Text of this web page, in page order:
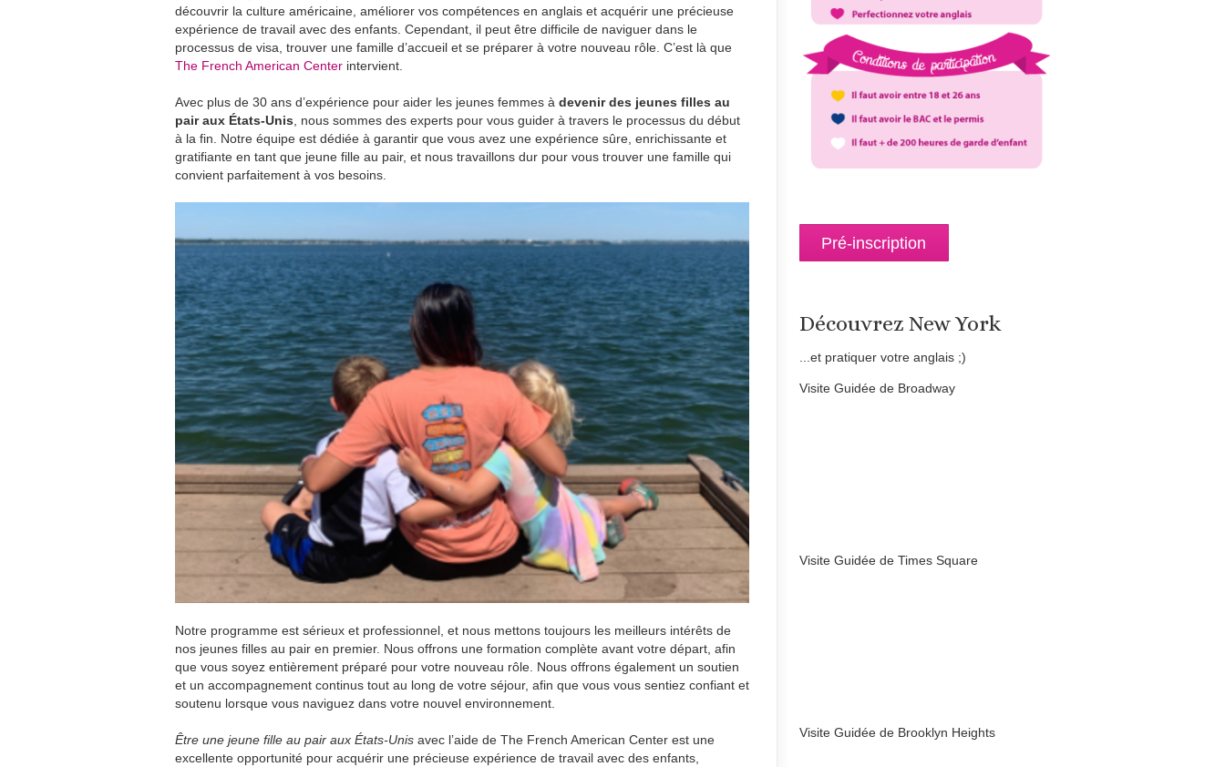
découvrir la culture américaine, améliorer vos compétences en anglais et acquérir une précieuse
expérience de travail avec des enfants. Cependant, il peut être difficile de naviguer dans le
processus de visa, trouver une famille d’accueil et se préparer à votre nouveau rôle. C’est là que
The French American Center intervient.
Avec plus de 30 ans d’expérience pour aider les jeunes femmes à devenir des jeunes filles au
pair aux États-Unis , nous sommes des experts pour vous guider à travers le processus du début
à la fin. Notre équipe est dédiée à garantir que vous avez une expérience sûre, enrichissante et
gratifiante en tant que jeune fille au pair, et nous travaillons dur pour vous trouver une famille qui
convient parfaitement à vos besoins.
Notre programme est sérieux et professionnel, et nous mettons toujours les meilleurs intérêts de
nos jeunes filles au pair en premier. Nous offrons une formation complète avant votre départ, afin
que vous soyez entièrement préparé pour votre nouveau rôle. Nous offrons également un soutien
et un accompagnement continus tout au long de votre séjour, afin que vous vous sentiez confiant et
soutenu lorsque vous naviguez dans votre nouvel environnement.
Être une jeune fille au pair aux États-Unis avec l’aide de The French American Center est une
excellente opportunité pour acquérir une précieuse expérience de travail avec des enfants,
Pré-inscription
Découvrez New York
...et pratiquer votre anglais ;)
Visite Guidée de Broadway
Visite Guidée de Times Square
Visite Guidée de Brooklyn Heights